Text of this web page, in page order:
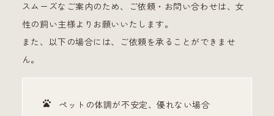
スムーズなご案内のため、ご依頼・お問い合わせは、女
性の飼い主様よりお願いいたします。
また、以下の場合には、ご依頼を承ることができませ
ん。
ペットの体調が不安定、優れない場合